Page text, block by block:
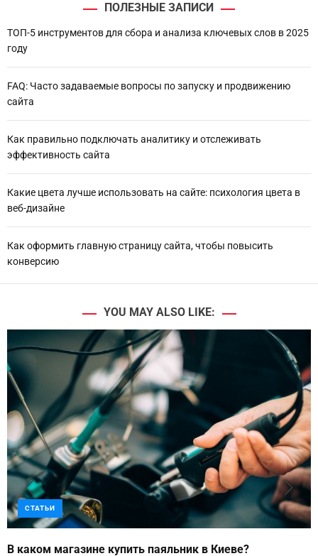
ПОЛЕЗНЫЕ ЗАПИСИ
ТОП-5 инструментов для сбора и анализа ключевых слов в 2025
году
FAQ: Часто задаваемые вопросы по запуску и продвижению
сайта
Как правильно подключать аналитику и отслеживать
эффективность сайта
Какие цвета лучше использовать на сайте: психология цвета в
веб-дизайне
Как оформить главную страницу сайта, чтобы повысить
конверсию
YOU MAY ALSO LIKE:
СТАТЬИ
В каком магазине купить паяльник в Киеве?